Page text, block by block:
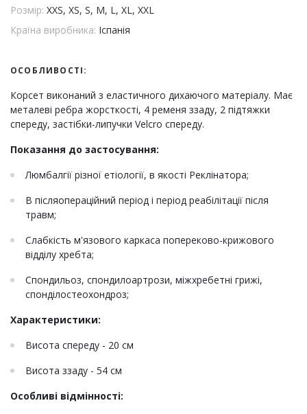
Розмір: XXS, XS, S, M, L, XL, XXL
Країна виробника: Іспанія
ОСОБЛИВОСТІ:
Корсет виконаний з еластичного дихаючого матеріалу. Має
металеві ребра жорсткості, 4 ременя ззаду, 2 підтяжки
спереду, застібки-липучки Velcro спереду.
Показання до застосування:
Люмбалгії різної етіології, в якості Реклінатора;
В післяопераційний період і період реабілітації після
травм;
Слабкість м'язового каркаса попереково-крижового
відділу хребта;
Спондильоз, спондилоартрози, міжхребетні грижі,
спонділостеохондроз;
Характеристики:
Висота спереду - 20 см
Висота ззаду - 54 см
Особливі відмінності: